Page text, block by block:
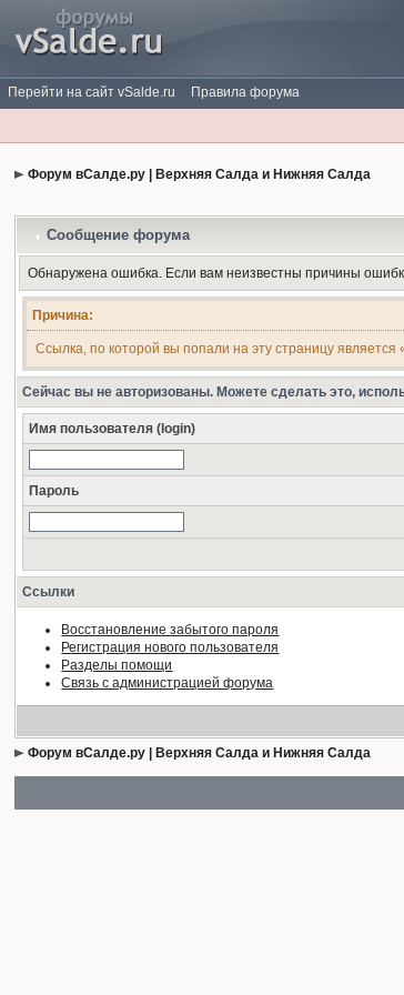
Перейти на сайт vSalde.ru Правила форума
Форум вСалде.ру | Верхняя Салда и Нижняя Салда
Сообщение форума
Обнаружена ошибка. Если вам неизвестны причины
Причина:
Ссылка, по которой вы попали на эту страницу
Сейчас вы не авторизованы. Можете сделать это,
Имя пользователя (login)
Пароль
Ссылки
Восстановление забытого пароля
Регистрация нового пользователя
Разделы помощи
Связь с администрацией форума
Форум вСалде.ру | Верхняя Салда и Нижняя Салда